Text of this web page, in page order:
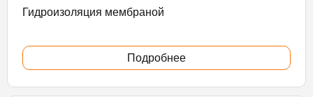
Гидроизоляция мембраной
Подробнее